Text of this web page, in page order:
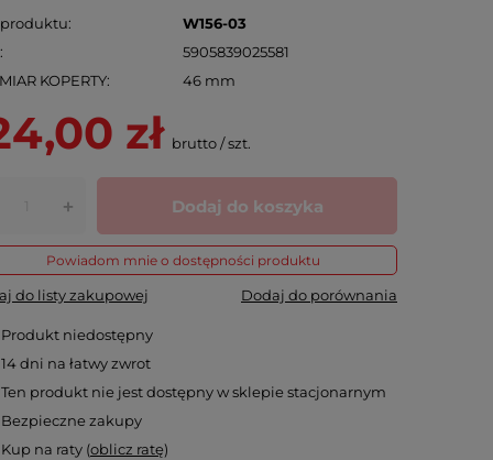
W156-03
5905839025581
KOPERTY
46 mm
zł brutto/szt.
+ Dodaj do koszyka
Powiadom mnie o dostępności produktu
do listy zakupowej Dodaj do porównania
Produkt niedostępny
14dni na łatwy zwrot
Ten produkt nie jest dostępny w sklepie stacjonarnym
Bezpieczne zakupy
Kup na raty (oblicz ratę)